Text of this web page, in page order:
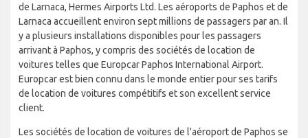
de Larnaca, Hermes Airports Ltd. Les aéroports de Paphos et de
Larnaca accueillent environ sept millions de passagers par an. Il
y a plusieurs installations disponibles pour les passagers
arrivant à Paphos, y compris des sociétés de location de
voitures telles que Europcar Paphos International Airport.
Europcar est bien connu dans le monde entier pour ses tarifs
de location de voitures compétitifs et son excellent service
client.
Les sociétés de location de voitures de l'aéroport de Paphos se